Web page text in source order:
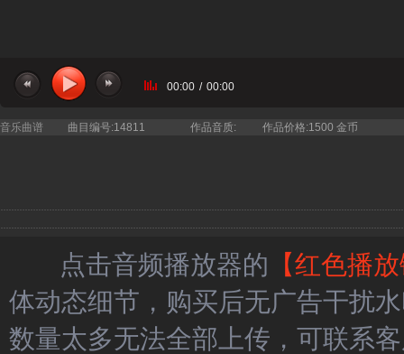
00:00 / 00:00
音乐曲谱 曲目编号:14811 作品音质: 作品价格:1500 金币
点击音频播放器的 【红色播
体动态细节，购买后无广告干扰
数量太多无法全部上传，可联系